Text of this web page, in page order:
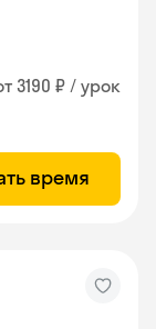
3190 ₽ / урок
время